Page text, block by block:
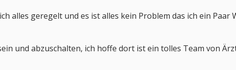
alles geregelt und es ist alles kein Problem das ich ein Paar
und abzuschalten, ich hoffe dort ist ein tolles Team von